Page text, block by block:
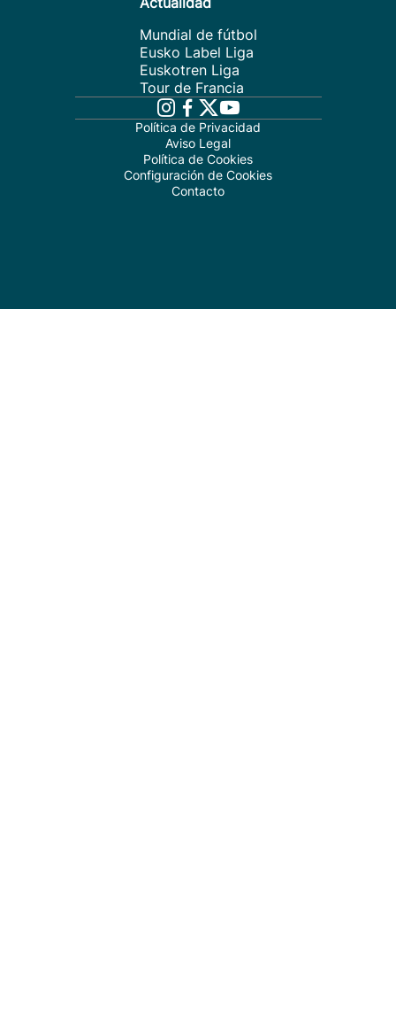
Mundial de fútbol
Eusko Label Liga
Euskotren Liga
Tour de Francia
Política de Privacidad
Aviso Legal
Política de Cookies
Configuración de Cookies
Contacto